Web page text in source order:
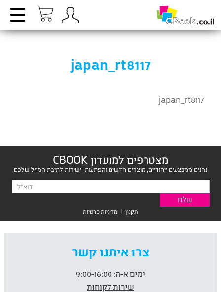
japan_rt8117
japan_rt8117
מצטרפים למועדון CBOOK
נהנים ממבצעים ייחודיים, מוצרים חדשים והפתעות- ישירות לתיבת המייל שלכם
תקנון | מדיניות פרטיות
צרו איתנו קשר
ימים א-ה:
שירות לקוחות